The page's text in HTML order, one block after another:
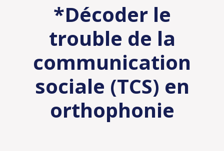
*Décoder le
trouble de la
communication
sociale (TCS) en
orthophonie